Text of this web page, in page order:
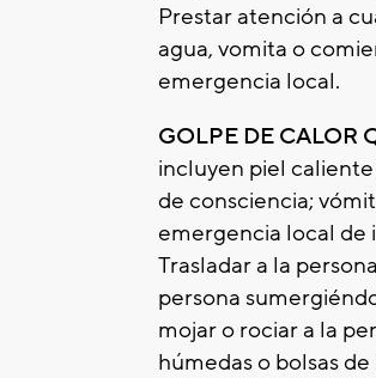
Prestar atención a
agua, vomita o
emergencia local.
GOLPE DE CALOR
incluyen piel
de consciencia;
emergencia local de
Trasladar a la
persona
mojar o rociar a la
húmedas o bolsas de